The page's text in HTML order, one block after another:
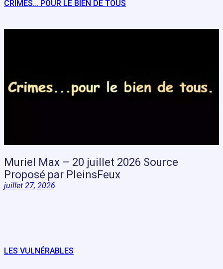
CRIMES… POUR LE BIEN DE TOUS
Muriel Max – 20 juillet 2026 Source
Proposé par PleinsFeux
juillet 27, 2026
LES VULNÉRABLES